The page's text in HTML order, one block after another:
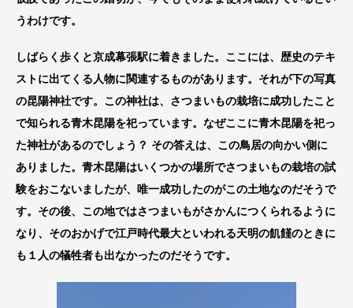
うわけです。
しばらく歩くと京成幕張駅に着きました。ここには、歴史のテキ
ストに出てくる人物に関連するものがあります。それが下の写真
の昆陽神社です。この神社は、さつまいもの栽培に成功したこと
で知られる青木昆陽を祀っています。なぜここに青木昆陽を祀っ
た神社があるのでしょう？ その答えは、この鳥居の向かい側に
ありました。青木昆陽はいくつかの場所でさつまいもの栽培の試
験をおこないましたが、唯一成功したのがこの土地なのだそうで
す。その後、この地ではさつまいもがさかんにつくられるように
なり、そのおかげで江戸時代最大といわれる天明の飢饉のときに
も１人の犠牲者も出なかったのだそうです。